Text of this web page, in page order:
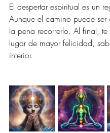
El despertar espiritual es un
Aunque el camino puede
la pena recorrerlo. Al final,
lugar de mayor felicidad,
interior.